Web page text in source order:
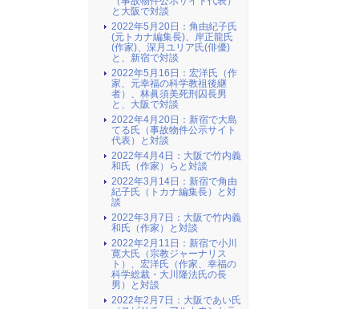
と大阪で対談
2022年5月20日：角由紀子氏
(元トカナ編集長)、岸正龍氏
(作家)、深月ユリア氏(俳優)
と、新宿で対談
2022年5月16日：宏洋氏（作
家、元幸福の科学教祖後継
者）、林眞須美死刑囚長男
と、大阪で対談
2022年4月20日：新宿で大島
てる氏（事故物件公示サイト
代表）と対談
2022年4月4日：大阪で竹内義
和氏（作家）らと対談
2022年3月14日：新宿で角由
紀子氏（トカナ編集長）と対
談
2022年3月7日：大阪で竹内義
和氏（作家）と対談
2022年2月11日：新宿で小川
寛大氏（宗教ジャーナリス
ト）、宏洋氏（作家、幸福の
科学総裁・大川隆法氏の長
男）と対談
2022年2月7日：大阪であい氏